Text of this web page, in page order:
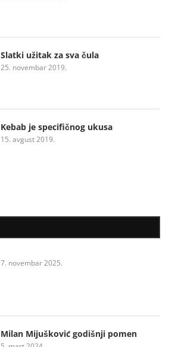
Slatki užitak za sva čula
25. novembar 2019.
Kebab je specifičnog ukusa
15. avgust 2019.
7. novembar 2025.
Milan Mijušković godišnji pomen